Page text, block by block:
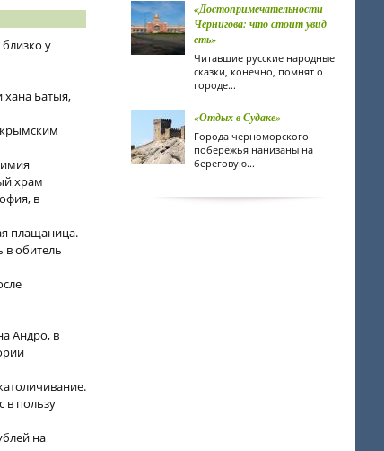
у
Батыя,
крымским
храм
в
плащаница.
в обитель
Андро, в
в пользу
на
«Достопримечательности
Чернигова: что стоит увид
еть»
Читавшие русские народные
сказки, конечно, помнят о
городе...
«Отдых в Судаке»
Города черноморского
побережья нанизаны на
береговую...